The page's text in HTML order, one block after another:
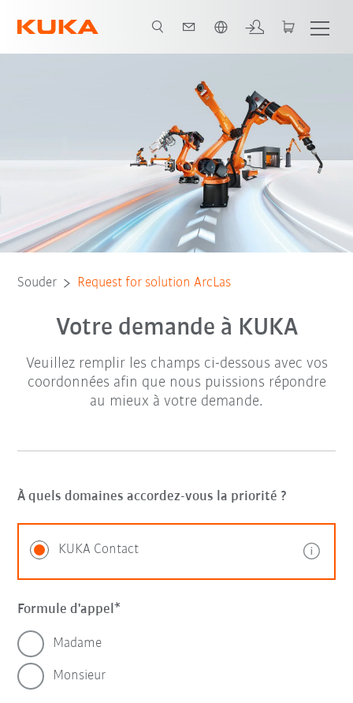
Souder Request for solution ArcLas
Votre demande à KUKA
Veuillez remplir les champs ci-dessous avec vos
coordonnées afin que nous puissions répondre
au mieux à votre demande.
À quels domaines accordez-vous la priorité ?
KUKA Contact
Formule d'appel
Madame
Monsieur